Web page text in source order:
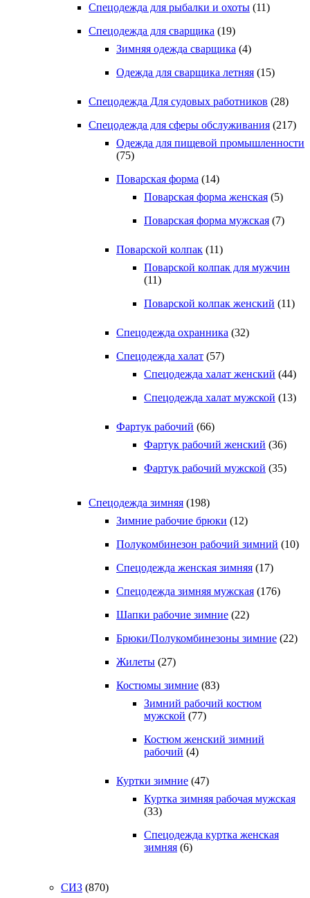
Спецодежда для рыбалки и охоты (11)
Спецодежда для сварщика (19)
Зимняя одежда сварщика (4)
Одежда для сварщика летняя (15)
Спецодежда Для судовых работников (28)
Спецодежда для сферы обслуживания (217)
Одежда для пищевой промышленности
(75)
Поварская форма (14)
Поварская форма женская (5)
Поварская форма мужская (7)
Поварской колпак (11)
Поварской колпак для мужчин
(11)
Поварской колпак женский (11)
Спецодежда охранника (32)
Спецодежда халат (57)
Спецодежда халат женский (44)
Спецодежда халат мужской (13)
Фартук рабочий (66)
Фартук рабочий женский (36)
Фартук рабочий мужской (35)
Спецодежда зимняя (198)
Зимние рабочие брюки (12)
Полукомбинезон рабочий зимний (10)
Спецодежда женская зимняя (17)
Спецодежда зимняя мужская (176)
Шапки рабочие зимние (22)
Брюки/Полукомбинезоны зимние (22)
Жилеты (27)
Костюмы зимние (83)
Зимний рабочий костюм
мужской (77)
Костюм женский зимний
рабочий (4)
Куртки зимние (47)
Куртка зимняя рабочая мужская
(33)
Спецодежда куртка женская
зимняя (6)
СИЗ (870)